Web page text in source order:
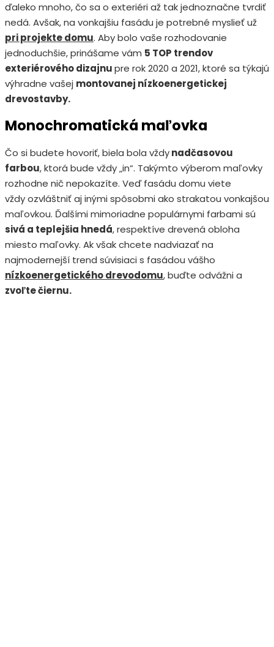
ďaleko mnoho, čo sa o exteriéri až tak jednoznačne tvrdiť
nedá. Avšak, na vonkajšiu fasádu je potrebné myslieť už
pri projekte domu. Aby bolo vaše rozhodovanie
jednoduchšie, prinášame vám 5 TOP trendov
exteriérového dizajnupre rok 2020 a 2021, ktoré sa týkajú
výhradne vašej montovanej nízkoenergetickej
drevostavby.
Monochromatická maľovka
Čo si budete hovoriť, biela bola vždynadčasovou
farbou, ktorá bude vždy „in“. Takýmto výberom maľovky
rozhodne nič nepokazíte. Veď fasádu domu viete
vždy ozvláštniť aj inými spôsobmi ako strakatou vonkajšou
maľovkou. Ďalšími mimoriadne populárnymi farbami sú
sivá a teplejšia hnedá, respektíve drevená obloha
miesto maľovky. Ak však chcete nadviazať na
najmodernejší trend súvisiaci s fasádou vášho
nízkoenergetického drevodomu, buďte odvážni a
zvoľte čiernu.